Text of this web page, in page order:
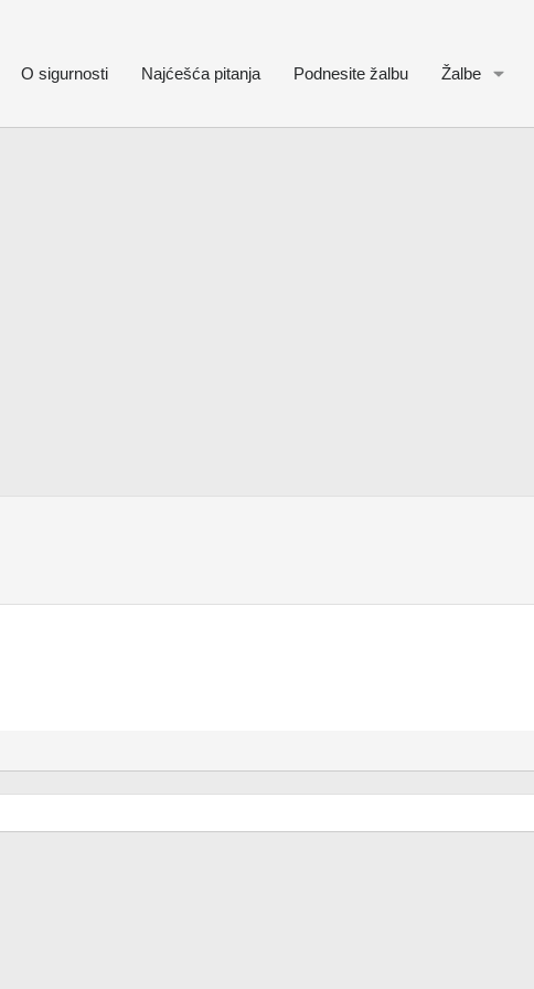
O sigurnosti Najćešća pitanja Podnesite žalbu Žalbe